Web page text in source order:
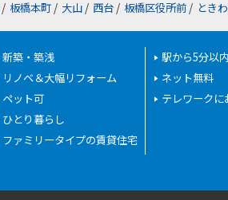
/ 板橋本町 / 大山 / 西台 / 板橋区役所前 / とき
新築・築浅
リノベ＆大幅リフォーム
ペット可
ひとり暮らし
ファミリータイプの賃貸住宅
駅から5分以
ネット無料
テレワーク